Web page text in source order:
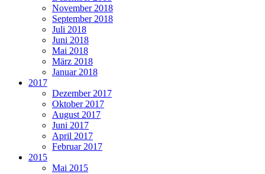
November 2018
September 2018
Juli 2018
Juni 2018
Mai 2018
März 2018
Januar 2018
2017
Dezember 2017
Oktober 2017
August 2017
Juni 2017
April 2017
Februar 2017
2015
Mai 2015